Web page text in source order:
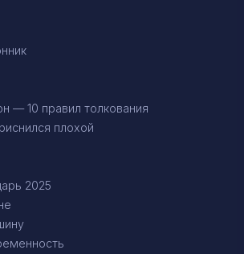
— 10 правил толкования
плохой
2025